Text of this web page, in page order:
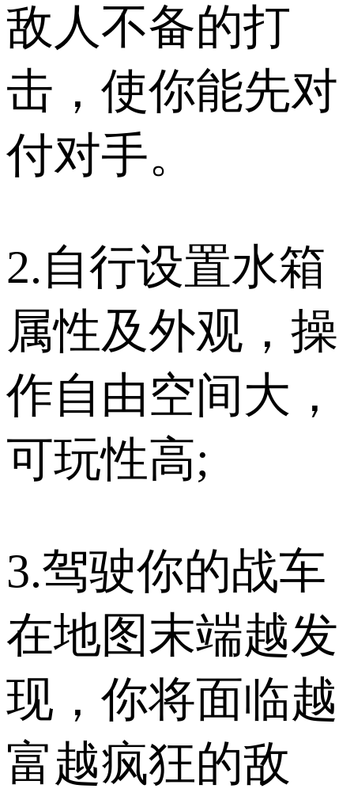
敌人不备的打
击，使你能先对
付对手。
2.自行设置水箱
属性及外观，操
作自由空间大，
可玩性高;
3.驾驶你的战车
在地图末端越发
现，你将面临越
富越疯狂的敌